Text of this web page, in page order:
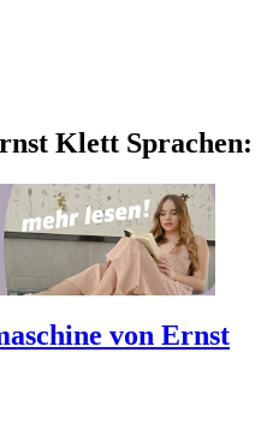
Klett Sprachen:
von Ernst